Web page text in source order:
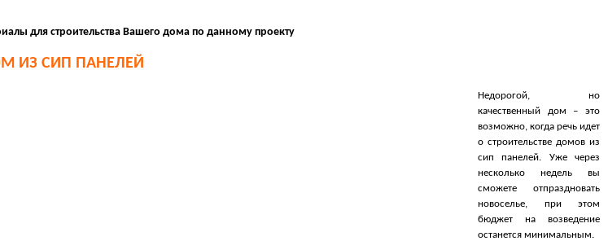
для строительства Вашего дома по данному проекту
ИЗ СИП ПАНЕЛЕЙ
Недорогой, но
качественный дом – это
возможно, когда речь идет
о строительстве домов из
сип панелей. Уже через
несколько недель вы
сможете отпраздновать
новоселье, при этом
бюджет на возведение
останется минимальным.